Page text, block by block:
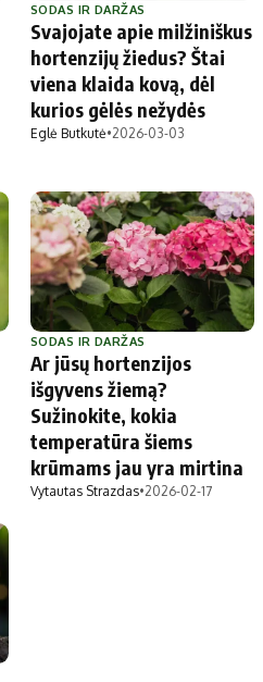
SODAS IR DARŽAS
Svajojate apie milžiniškus
hortenzijų žiedus? Štai
viena klaida kovą, dėl
kurios gėlės nežydės
Eglė Butkutė•2026-03-03
SODAS IR DARŽAS
Ar jūsų hortenzijos
išgyvens žiemą?
Sužinokite, kokia
temperatūra šiems
krūmams jau yra mirtina
Vytautas Strazdas•2026-02-17